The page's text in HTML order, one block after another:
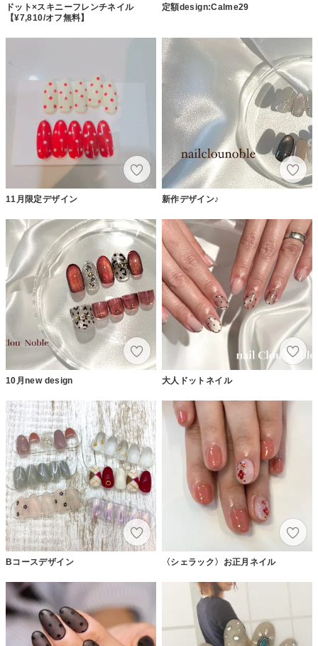
ドット×スキニーフレンチネイル
【¥7,810/オフ無料】
定額design:Calme29
11月限定デザイン 新作デザイン♪
10月new design 大人ドットネイル
Bコースデザイン 〈シェラック〉お正月ネイル